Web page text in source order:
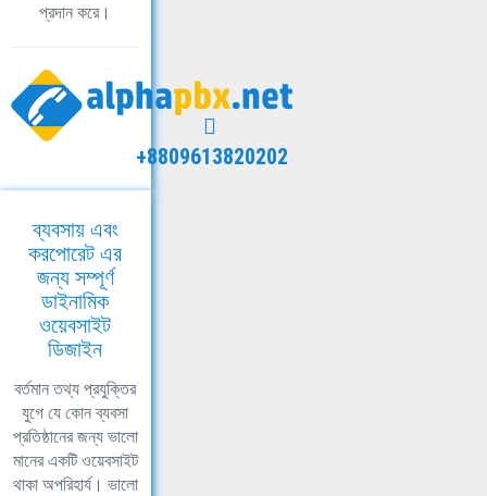
প্রদান করে।
+8809613820202
ব্যবসায় এবং
করপোরেট এর
জন্য সম্পূর্ণ
ডাইনামিক
ওয়েবসাইট
ডিজাইন
বর্তমান তথ্য প্রযুক্তির
যুগে যে কোন ব্যবসা
প্রতিষ্ঠানের জন্য ভালো
মানের একটি ওয়েবসাইট
থাকা অপরিহার্য। ভালো